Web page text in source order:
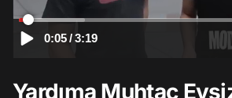
0:05/3:19
Yardıma Muhtaç